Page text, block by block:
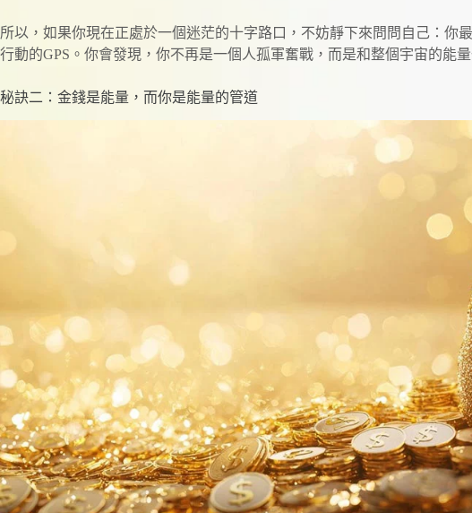
所以，如果你現在正處於一個迷茫的十字路口，不妨靜下來問問自己：你
行動的GPS。你會發現，你不再是一個人孤軍奮戰，而是和整個宇宙的能量
秘訣二：金錢是能量，而你是能量的管道